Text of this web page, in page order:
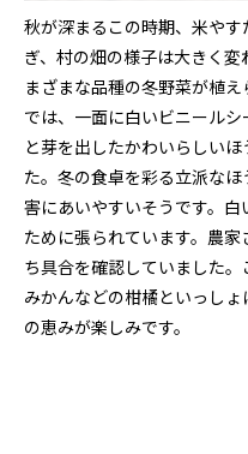
秋が深まるこの時期、米や
ぎ、村の畑の様子は大きく
まざまな品種の冬野菜が植
では、一面に白いビニール
と芽を出したかわいらしい
た。冬の食卓を彩る立派な
害にあいやすいそうです。
ために張られています。農
ち具合を確認していました
みかんなどの柑橘といっし
の恵みが楽しみです。